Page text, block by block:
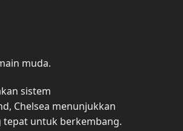
muda.
sistem
Chelsea menunjukkan
untuk berkembang.